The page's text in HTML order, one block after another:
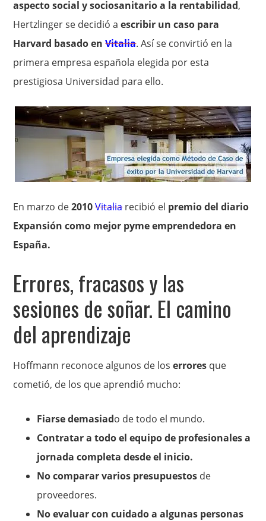
aspecto social y sociosanitario a la rentabilidad,
Hertzlinger se decidió aescribir un caso para
Harvard basado enVitalia. Así se convirtió en la
primera empresa española elegida por esta
prestigiosa Universidad para ello.
En marzo de2010Vitaliarecibió el premio del diario
Expansión como mejor pyme emprendedora en
España.
Errores, fracasos y las
sesiones de soñar. El camino
del aprendizaje
Hoffmann reconoce algunos de loserrores que
cometió, de los que aprendió mucho:
Fiarse demasiado de todo el mundo.
Contratar a todo el equipo de profesionales a
jornada completa desde el inicio.
No comparar varios presupuestos de
proveedores.
No evaluar con cuidado a algunas personas